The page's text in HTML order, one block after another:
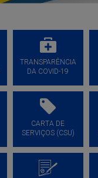
TRANSPARÊNCIA
DA COVID-19
CARTA DE
SERVIÇOS (CSU)